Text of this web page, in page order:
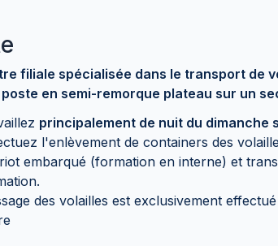
filiale spécialisée dans le transport de
en semi-remorque plateau sur un
principalement de nuit du dimanche
l'enlèvement de containers des
embarqué (formation en interne) et
des volailles est exclusivement